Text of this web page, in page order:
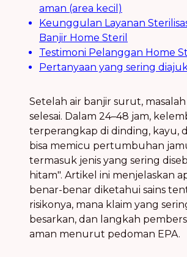
aman (area kecil)
Keunggulan Layanan
Banjir Home Steril
Testimoni Pelanggan Home
Pertanyaan yang sering
Setelah air banjir surut,
selesai. Dalam 24–48 jam,
terperangkap di dinding, kayu,
bisa memicu pertumbuhan
termasuk jenis yang sering
hitam". Artikel ini menjelaskan
benar-benar diketahui sains
risikonya, mana klaim yang
besarkan, dan langkah
aman menurut pedoman EPA.